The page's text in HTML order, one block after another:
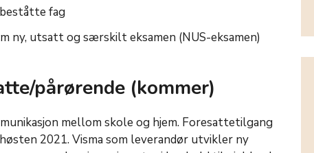
fag
ny, utsatt og særskilt eksamen (NUS-eksamen)
pårørende (kommer)
mellom skole og hjem. Foresattetilgang
2021. Visma som leverandør utvikler ny